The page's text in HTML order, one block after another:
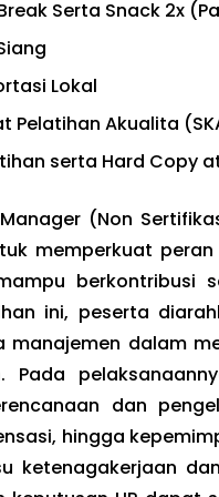
Serta Snack 2x
Lokal
Pelatihan Akualita
serta Hard Copy
Manager (Non
memperkuat
berkontribusi
ini, peserta
manajemen dalam
Pada
dan
hingga
ketenagakerjaan